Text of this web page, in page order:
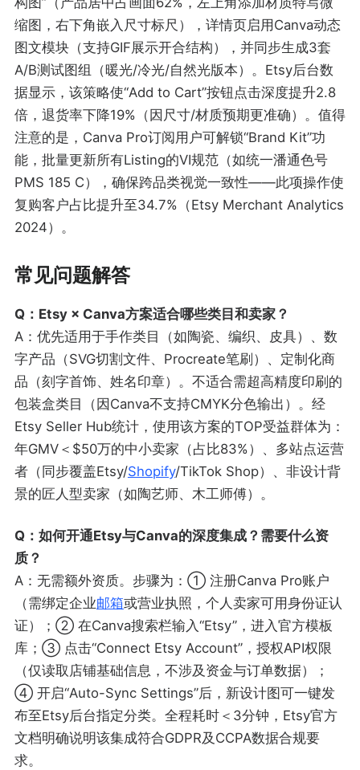
缩图，右下角嵌入尺寸标尺），详情页启用Canva动态
图文模块（支持GIF展示开合结构），并同步生成3套
A/B测试图组（暖光/冷光/自然光版本）。Etsy后台数
据显示，该策略使“Add to Cart”按钮点击深度提升2.8
倍，退货率下降19%（因尺寸/材质预期更准确）。值得
注意的是，Canva Pro订阅用户可解锁“Brand Kit”功
能，批量更新所有Listing的VI规范（如统一潘通色号
PMS 185 C），确保跨品类视觉一致性——此项操作使
复购客户占比提升至34.7%（Etsy Merchant Analytics
2024）。
常见问题解答
Q：Etsy × Canva方案适合哪些类目和卖家？
A：优先适用于手作类目（如陶瓷、编织、皮具）、数
字产品（SVG切割文件、Procreate笔刷）、定制化商
品（刻字首饰、姓名印章）。不适合需超高精度印刷的
包装盒类目（因Canva不支持CMYK分色输出）。经
Etsy Seller Hub统计，使用该方案的TOP受益群体为：
年GMV＜$50万的中小卖家（占比83%）、多站点运营
者（同步覆盖Etsy/Shopify/TikTok Shop）、非设计背
景的匠人型卖家（如陶艺师、木工师傅）。
Q：如何开通Etsy与Canva的深度集成？需要什么资
质？
A：无需额外资质。步骤为：① 注册Canva Pro账户
（需绑定企业邮箱或营业执照，个人卖家可用身份证认
证）；② 在Canva搜索栏输入“Etsy”，进入官方模板
库；③ 点击“Connect Etsy Account”，授权API权限
（仅读取店铺基础信息，不涉及资金与订单数据）；
④ 开启“Auto-Sync Settings”后，新设计图可一键发
布至Etsy后台指定分类。全程耗时＜3分钟，Etsy官方
文档明确说明该集成符合GDPR及CCPA数据合规要
求。